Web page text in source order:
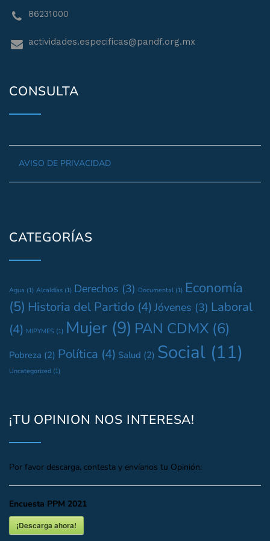
86231000
actividades.especificas@pandf.org.mx
CONSULTA
AVISO DE PRIVACIDAD
CATEGORÍAS
Agua (1) Alcaldías (1) Derechos (3) Documental (1) Economía
(5) Historia del Partido (4) Jóvenes (3) Laboral
(4) MIPYMES (1) Mujer (9) PAN CDMX (6)
Pobreza (2) Política (4) Salud (2) Social (11)
Uncategorized (1)
¡TU OPINION NOS INTERESA!
Por favor descarga, contesta y envíanos tu Opinión:
Encuesta PPM 2021
¡Descarga ahora!